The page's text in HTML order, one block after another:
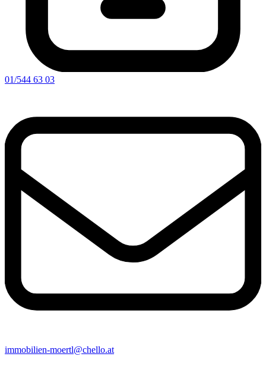
01/544 63 03
immobilien-moertl@chello.at